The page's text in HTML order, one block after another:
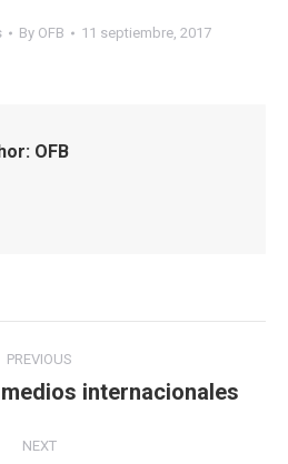
By OFB 11 septiembre, 2017
OFB
PREVIOUS
Previousinternacionales
NEXT